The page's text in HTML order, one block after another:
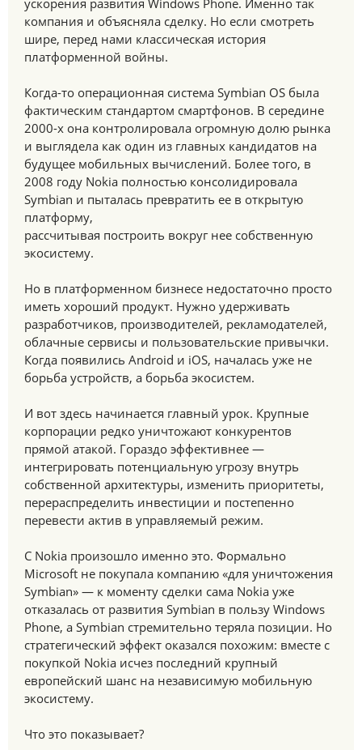
ускорения развития Windows Phone. Именно так
компания и объясняла сделку. Но если смотреть
шире, перед нами классическая история
платформенной войны.
Когда-то операционная система Symbian OS была
фактическим стандартом смартфонов. В середине
2000-х она контролировала огромную долю рынка
и выглядела как один из главных кандидатов на
будущее мобильных вычислений. Более того, в
2008 году Nokia полностью консолидировала
Symbian и пыталась превратить ее в открытую
платформу,
рассчитывая построить вокруг нее собственную
экосистему.
Но в платформенном бизнесе недостаточно просто
иметь хороший продукт. Нужно удерживать
разработчиков, производителей, рекламодателей,
облачные сервисы и пользовательские привычки.
Когда появились Android и iOS, началась уже не
борьба устройств, а борьба экосистем.
И вот здесь начинается главный урок. Крупные
корпорации редко уничтожают конкурентов
прямой атакой. Гораздо эффективнее —
интегрировать потенциальную угрозу внутрь
собственной архитектуры, изменить приоритеты,
перераспределить инвестиции и постепенно
перевести актив в управляемый режим.
С Nokia произошло именно это. Формально
Microsoft не покупала компанию «для уничтожения
Symbian» — к моменту сделки сама Nokia уже
отказалась от развития Symbian в пользу Windows
Phone, а Symbian стремительно теряла позиции. Но
стратегический эффект оказался похожим: вместе с
покупкой Nokia исчез последний крупный
европейский шанс на независимую мобильную
экосистему.
Что это показывает?